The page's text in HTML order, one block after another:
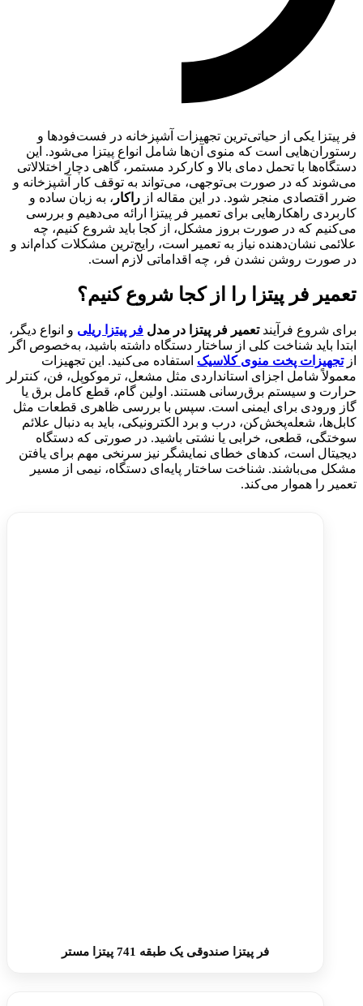
فر پیتزا یکی از حیاتی‌ترین تجهیزات آشپزخانه در فست‌فودها و
رستوران‌هایی است که منوی آن‌ها شامل انواع پیتزا می‌شود. این
دستگاه‌ها با تحمل دمای بالا و کارکرد مستمر، گاهی دچار اختلالاتی
می‌شوند که در صورت بی‌توجهی، می‌تواند به توقف کار آشپزخانه و
ضرر اقتصادی منجر شود. در این مقاله از راکار ، به زبان ساده و
کاربردی راهکارهایی برای تعمیر فر پیتزا ارائه می‌دهیم و بررسی
می‌کنیم که در صورت بروز مشکل، از کجا باید شروع کنیم، چه
علائمی نشان‌دهنده نیاز به تعمیر است، رایج‌ترین مشکلات کدام‌اند و
در صورت روشن نشدن فر، چه اقداماتی لازم است.
تعمیر فر پیتزا را از کجا شروع کنیم؟
برای شروع فرآیندتعمیر فر پیتزا در مدل فر پیتزا ریلی و انواع دیگر،
ابتدا باید شناخت کلی از ساختار دستگاه داشته باشید، به‌خصوص اگر
ازتجهیزات پخت منوی کلاسیک استفاده می‌کنید. این تجهیزات
معمولاً شامل اجزای استانداردی مثل مشعل، ترموکوپل، فن، کنترلر
حرارت و سیستم برق‌رسانی هستند. اولین گام، قطع کامل برق یا
گاز ورودی برای ایمنی است. سپس با بررسی ظاهری قطعات مثل
کابل‌ها، شعله‌پخش‌کن، درب و برد الکترونیکی، باید به دنبال علائم
سوختگی، قطعی، خرابی یا نشتی باشید. در صورتی که دستگاه
دیجیتال است، کدهای خطای نمایشگر نیز سرنخی مهم برای یافتن
مشکل می‌باشند. شناخت ساختار پایه‌ای دستگاه، نیمی از مسیر
تعمیر را هموار می‌کند.
فر پیتزا صندوقی یک طبقه 741 پیتزا مستر